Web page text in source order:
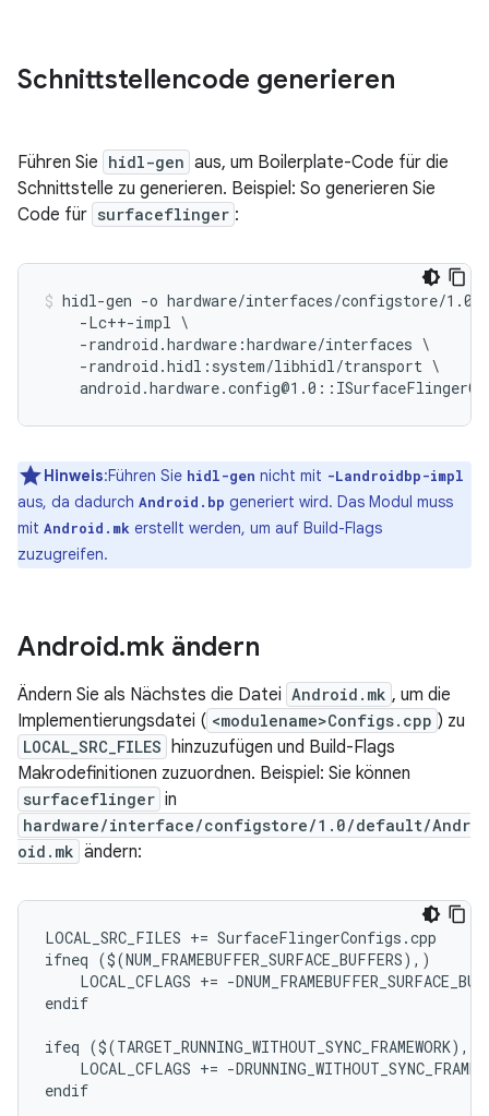
Schnittstellencode generieren
Führen Sie hidl-gen aus, um Boilerplate-Code für die
Schnittstelle zu generieren. Beispiel: So generieren Sie
Code für surfaceflinger :
hidl-gen -o hardware/interfaces/configstore/
    -Lc++-impl \
    -randroid.hardware:hardware/interfaces \
    -randroid.hidl:system/libhidl/transport \
Hinweis:Führen Sie hidl-gen nicht mit -Landroidbp-impl
aus, da dadurch Android.bp generiert wird. Das Modul muss
mit Android.mk erstellt werden, um auf Build-Flags
zuzugreifen.
Android.mk ändern
Ändern Sie als Nächstes die Datei Android.mk , um die
Implementierungsdatei ( <modulename>Configs.cpp ) zu
LOCAL_SRC_FILES hinzuzufügen und Build-Flags
Makrodefinitionen zuzuordnen. Beispiel: Sie können
surfaceflinger in
hardware/interface/configstore/1.0/default/Andr
oid.mk ändern:
LOCAL_SRC_FILES += SurfaceFlingerConfigs.cpp
ifneq ($(NUM_FRAMEBUFFER_SURFACE_BUFFERS),)
LOCAL_CFLAGS += -
endif
ifeq
LOCAL_CFLAGS += -